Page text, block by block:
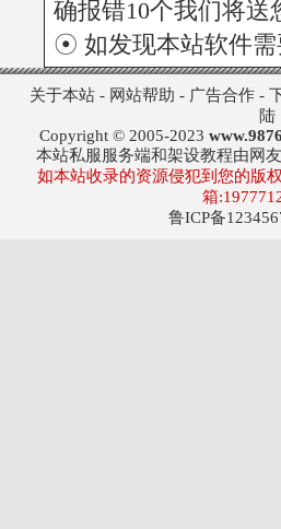
确报错10个我们将送
☉ 如发现本站软件
关于本站- 网站帮助 - 广告合作-
陆
Copyright © 2005-2023
本站私服服务端和架设教程由网
如本站收录的资源侵犯到您的版
箱
鲁ICP备